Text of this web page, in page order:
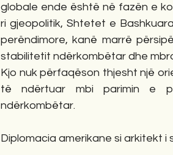
globale ende është në fazën e
ri gjeopolitik, Shtetet e
perëndimore, kanë marrë
stabilitetit ndërkombëtar dhe
Kjo nuk përfaqëson thjesht një
të ndërtuar mbi parimin e
ndërkombëtar.
Diplomacia amerikane si arkitekt